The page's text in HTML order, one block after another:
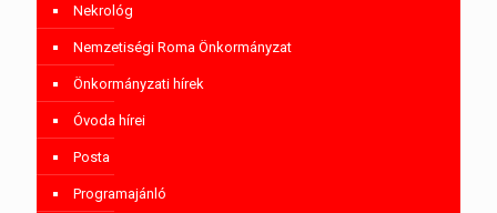
Nekrológ
Nemzetiségi Roma Önkormányzat
Önkormányzati hírek
Óvoda hírei
Posta
Programajánló